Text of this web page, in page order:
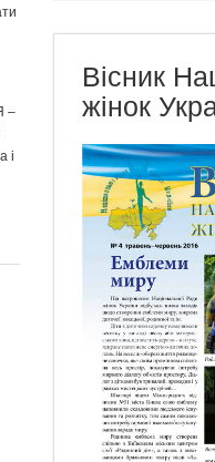
–
і
Вісник
жінок